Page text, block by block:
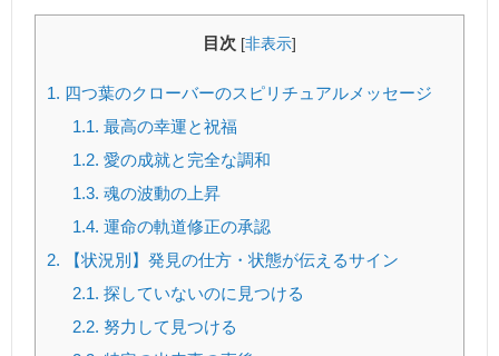
目次 [非表示]
1. 四つ葉のクローバーのスピリチュアルメッセージ
1.1. 最高の幸運と祝福
1.2. 愛の成就と完全な調和
1.3. 魂の波動の上昇
1.4. 運命の軌道修正の承認
2. 【状況別】発見の仕方・状態が伝えるサイン
2.1. 探していないのに見つける
2.2. 努力して見つける